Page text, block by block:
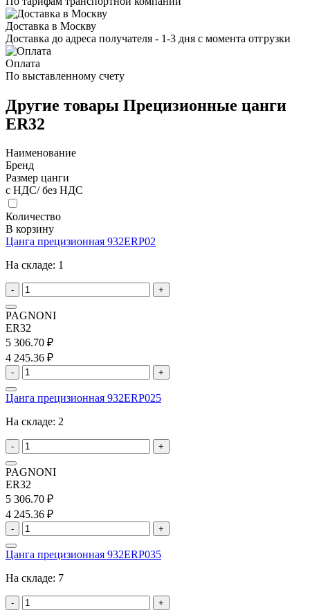
Доставка в Москву
Доставка до адреса получателя - 1-3 дня с момента отгрузки
Оплата
По выставленному счету
Другие товары Прецизионные цанги
ER32
Наименование
Бренд
Размер цанги
с НДС/ без НДС
Количество
В корзину
Цанга прецизионная 932ERP02
На складе: 1
- +
PAGNONI
ER32
5 306.70 ₽
4 245.36 ₽
- +
Цанга прецизионная 932ERP025
На складе: 2
- +
PAGNONI
ER32
5 306.70 ₽
4 245.36 ₽
- +
Цанга прецизионная 932ERP035
На складе: 7
- +